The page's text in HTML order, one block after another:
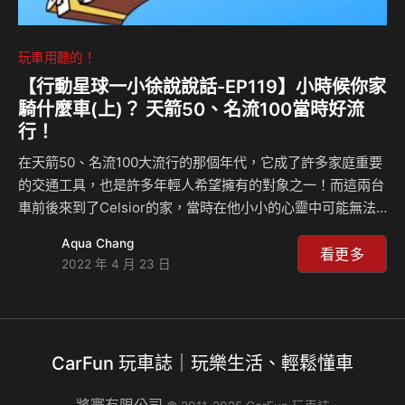
玩車用聽的！
【行動星球⼀小徐說說話-EP119】小時候你家
騎什麼車(上)？ 天箭50、名流100當時好流
行！
在天箭50、名流100大流行的那個年代，它成了許多家庭重要
的交通工具，也是許多年輕人希望擁有的對象之一！而這兩台
車前後來到了Celsior的家，當時在他小小的心靈中可能無法
感覺？大大們是否有勾起你年輕、小時候和機車的回憶？小編
有，因為小編在剛拿到駕照的年紀就曾擁有過名流100……。
Aqua Chang
2022 年 4 月 23 日
看更多
CarFun 玩車誌｜玩樂生活、輕鬆懂車